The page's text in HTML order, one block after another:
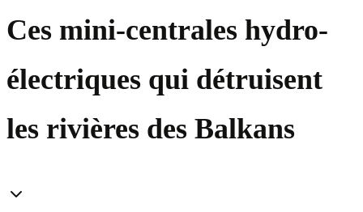
Ces mini-centrales hydro-
électriques qui détruisent
les rivières des Balkans